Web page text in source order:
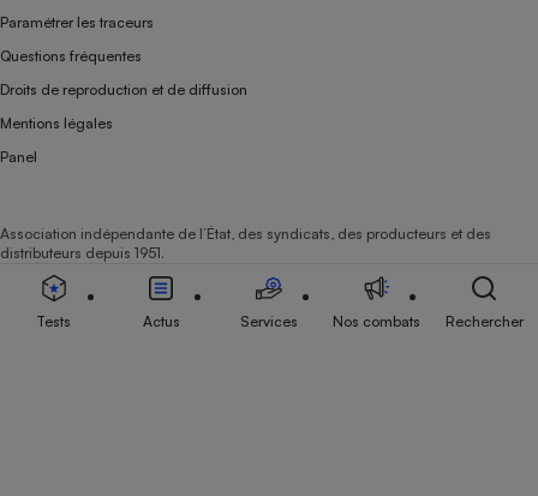
Paramétrer les traceurs
Questions fréquentes
Droits de reproduction et de diffusion
Mentions légales
Panel
Association indépendante de l’État, des syndicats, des producteurs et des
distributeurs depuis 1951.
Tests Actus Services Nos combats Rechercher